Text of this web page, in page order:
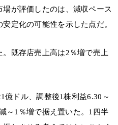
が評価したのは、減収ペース
定化の可能性を示した点だ。
既存店売上高は2％増で売上
億ドル、調整後1株利益6.30～
～1％増で据え置いた。1四半